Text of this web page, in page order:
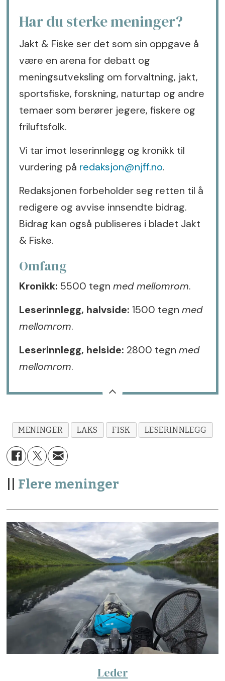
Har du sterke meninger?
Jakt & Fiske ser det som sin oppgave å
være en arena for debatt og
meningsutveksling om forvaltning, jakt,
sportsfiske, forskning, naturtap og andre
temaer som berører jegere, fiskere og
friluftsfolk.
Vi tar imot leserinnlegg og kronikk til
vurdering på redaksjon@njff.no.
Redaksjonen forbeholder seg retten til å
redigere og avvise innsendte bidrag.
Bidrag kan også publiseres i bladet Jakt
& Fiske.
Omfang
Kronikk: 5500 tegnmed mellomrom.
Leserinnlegg, halvside:1500 tegnmed
mellomrom.
Leserinnlegg, helside: 2800 tegnmed
mellomrom.
MENINGER LAKS FISK LESERINNLEGG
Flere meninger
Leder